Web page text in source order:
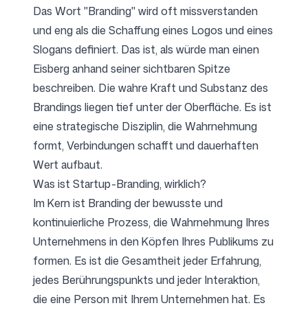
Das Wort "Branding" wird oft missverstanden
und eng als die Schaffung eines Logos und eines
Slogans definiert. Das ist, als würde man einen
Eisberg anhand seiner sichtbaren Spitze
beschreiben. Die wahre Kraft und Substanz des
Brandings liegen tief unter der Oberfläche. Es ist
eine strategische Disziplin, die Wahrnehmung
formt, Verbindungen schafft und dauerhaften
Wert aufbaut.
Was ist Startup-Branding, wirklich?
Im Kern ist Branding der bewusste und
kontinuierliche Prozess, die Wahrnehmung Ihres
Unternehmens in den Köpfen Ihres Publikums zu
formen. Es ist die Gesamtheit jeder Erfahrung,
jedes Berührungspunkts und jeder Interaktion,
die eine Person mit Ihrem Unternehmen hat. Es